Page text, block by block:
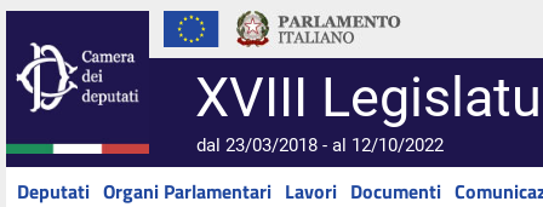
XVIII
dal 23/03/2018 - al 12/10/2022
Deputati Organi Parlamentari Lavori Documenti